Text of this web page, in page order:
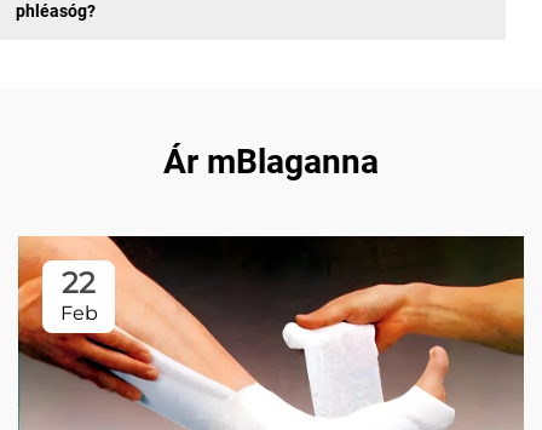
phléasóg?
Ár mBlaganna
22
Feb